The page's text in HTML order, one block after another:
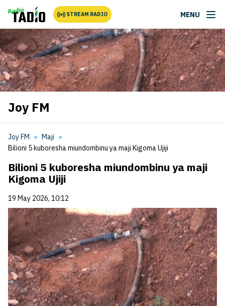
STREAM RADIO MENU
Joy FM
Joy FM
Maji
Bilioni 5 kuboresha miundombinu ya maji Kigoma Ujiji
Bilioni 5 kuboresha miundombinu ya maji
Kigoma Ujiji
19 May 2026, 10:12